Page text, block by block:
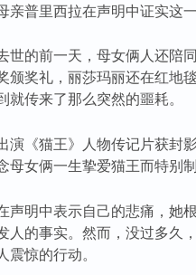
亲普里西拉在声明中证实这一
世的前一天，母女俩人还陪
颁奖礼，丽莎玛丽还在红地
就传来了那么突然的噩耗。
演《猫王》人物传记片获
母女俩一生挚爱猫王而特别制
声明中表示自己的悲痛，她
人的事实。然而，没过多久
震惊的行动。